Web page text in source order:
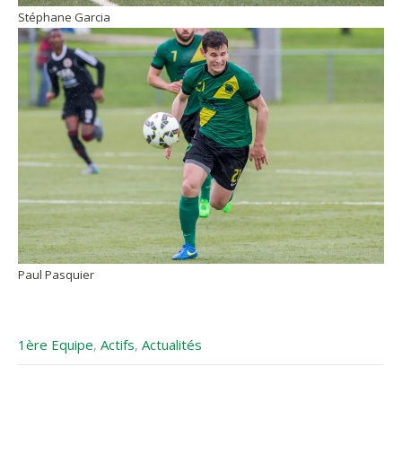
Stéphane Garcia
Paul Pasquier
1ère Equipe, Actifs, Actualités